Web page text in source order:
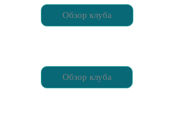
Обзор клуба
Обзор клуба